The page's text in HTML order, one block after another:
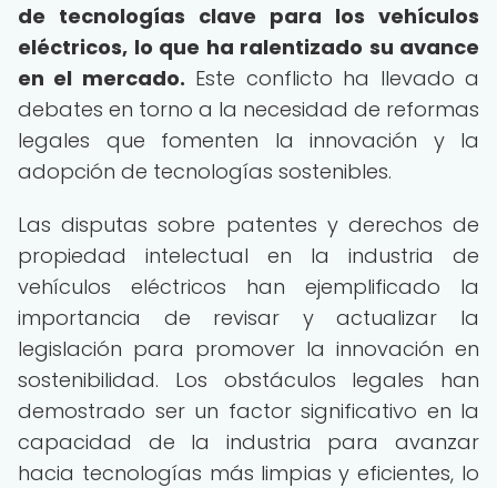
de tecnologías clave para los vehículos
eléctricos, lo que ha ralentizado su avance
en el mercado. Este conflicto ha llevado a
debates en torno a la necesidad de reformas
legales que fomenten la innovación y la
adopción de tecnologías sostenibles.
Las disputas sobre patentes y derechos de
propiedad intelectual en la industria de
vehículos eléctricos han ejemplificado la
importancia de revisar y actualizar la
legislación para promover la innovación en
sostenibilidad. Los obstáculos legales han
demostrado ser un factor significativo en la
capacidad de la industria para avanzar
hacia tecnologías más limpias y eficientes, lo